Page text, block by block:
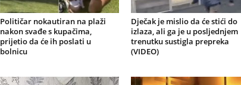
Političar nokautiran na plaži
nakon svađe s kupačima,
prijetio da će ih poslati u
bolnicu
Dječak je mislio da će stići do
izlaza, ali ga je u posljednjem
trenutku sustigla prepreka
(VIDEO)